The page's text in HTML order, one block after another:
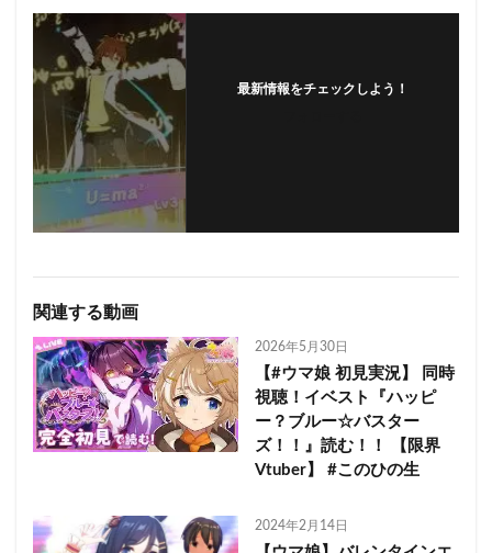
最新情報をチェックしよう！
関連する動画
2026年5月30日
【#ウマ娘 初見実況】 同時
視聴！イベスト『ハッピ
ー？ブルー☆バスター
ズ！！』読む！！ 【限界
Vtuber】 #このひの生
2024年2月14日